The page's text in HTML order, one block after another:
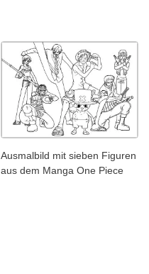
Ausmalbild mit sieben Figuren
aus dem Manga One Piece